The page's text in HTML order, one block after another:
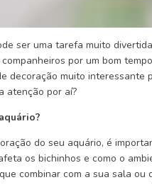
ser uma tarefa muito
por um bom
decoração muito interessante
atenção por aí?
do seu aquário, é
os bichinhos e como o
combinar com a sua sala ou